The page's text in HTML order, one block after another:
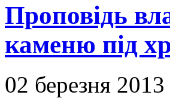
Проповідь
каменю під
02 березня 2013